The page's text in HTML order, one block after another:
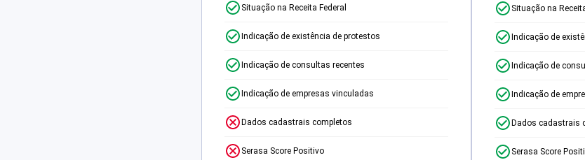
Situação na Receita Federal
Indicação de existência de protestos
Indicação de consultas recentes
Indicação de empresas vinculadas
Dados cadastrais completos
Serasa Score Positivo
Situação na
Indicação de
Indicação de
Indicação de
Dados cadastrais
Serasa Score